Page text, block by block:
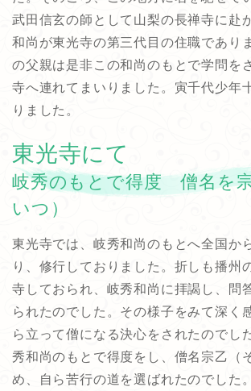
武田信玄の師として山梨の長禅寺に赴
和尚が東光寺の第三代目の住職であり
の父親は是非この和尚のもとで学問を
寺へ連れてまいりました。寅千代少年
りました。
東光寺にて
岐秀のもとで得度 僧名を
いつ）
東光寺では、岐秀和尚のもとへ全国か
り、修行しておりました。折しも播州
寺しておられ、岐秀和尚に拝謁し、問
られたのでした。その様子をみて深く
ら立って僧になる決心をされたのでし
秀和尚のもとで得度をし、僧名宗乙（
め、自ら苦行の道を選ばれたのでした